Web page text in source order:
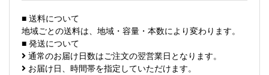
■ 送料について
地域ごとの送料は、地域・容量・本数により変わります。
■ 発送について
通常のお届け日数はご注文の翌営業日となります。
お届け日、時間帯を指定していただけます。